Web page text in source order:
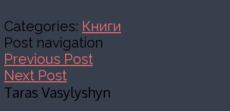
Categories: Книги
Post navigation
Previous Post
Next Post
Taras Vasylyshyn